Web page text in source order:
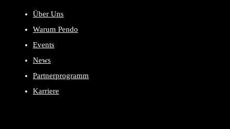
Über Uns
Warum Pendo
Events
News
Partnerprogramm
Karriere